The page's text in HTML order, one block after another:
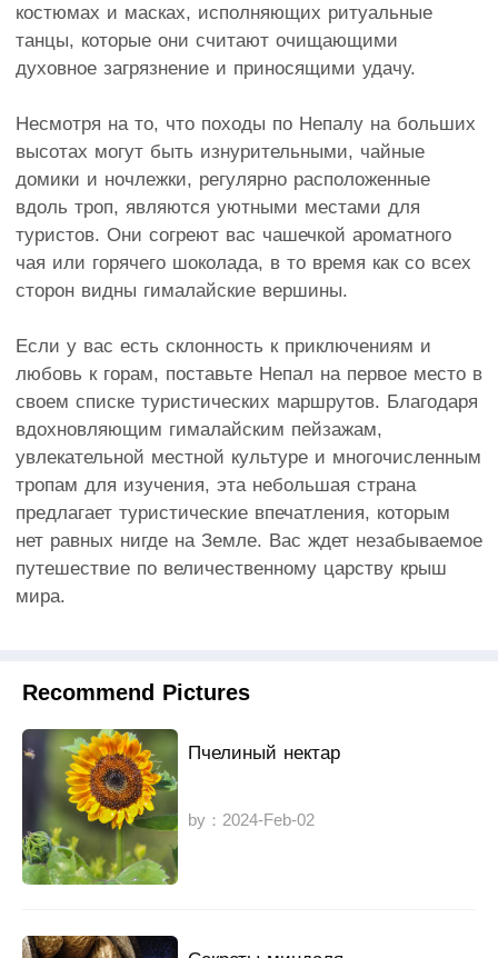
костюмах и масках, исполняющих ритуальные
танцы, которые они считают очищающими
духовное загрязнение и приносящими удачу.
Несмотря на то, что походы по Непалу на больших
высотах могут быть изнурительными, чайные
домики и ночлежки, регулярно расположенные
вдоль троп, являются уютными местами для
туристов. Они согреют вас чашечкой ароматного
чая или горячего шоколада, в то время как со всех
сторон видны гималайские вершины.
Если у вас есть склонность к приключениям и
любовь к горам, поставьте Непал на первое место в
своем списке туристических маршрутов. Благодаря
вдохновляющим гималайским пейзажам,
увлекательной местной культуре и многочисленным
тропам для изучения, эта небольшая страна
предлагает туристические впечатления, которым
нет равных нигде на Земле. Вас ждет незабываемое
путешествие по величественному царству крыш
мира.
Recommend Pictures
Пчелиный нектар
by：2024-Feb-02